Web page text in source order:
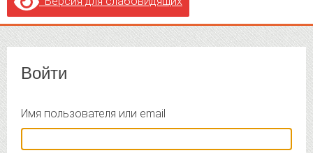
Войти
Имя пользователя или email